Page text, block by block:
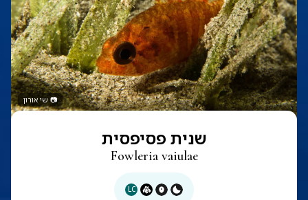
📷 שי אורון
שנית פסיפסית
Fowleria vaiulae
LC